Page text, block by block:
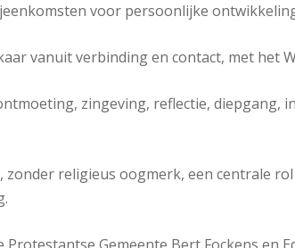
voor persoonlijke
vanuit verbinding en contact, met het
zingeving, reflectie,
religieus oogmerk, een centrale